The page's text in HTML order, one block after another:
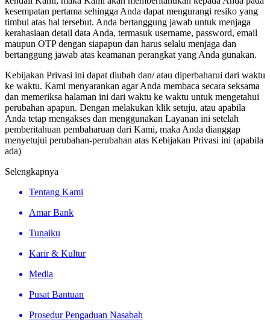
kesempatan pertama sehingga Anda dapat mengurangi resiko yang
timbul atas hal tersebut. Anda bertanggung jawab untuk menjaga
kerahasiaan detail data Anda, termasuk username, password, email
maupun OTP dengan siapapun dan harus selalu menjaga dan
bertanggung jawab atas keamanan perangkat yang Anda gunakan.
Kebijakan Privasi ini dapat diubah dan/ atau diperbaharui dari waktu
ke waktu. Kami menyarankan agar Anda membaca secara seksama
dan memeriksa halaman ini dari waktu ke waktu untuk mengetahui
perubahan apapun. Dengan melakukan klik setuju, atau apabila
Anda tetap mengakses dan menggunakan Layanan ini setelah
pemberitahuan pembaharuan dari Kami, maka Anda dianggap
menyetujui perubahan-perubahan atas Kebijakan Privasi ini (apabila
ada)
Selengkapnya
Tentang Kami
Amar Bank
Tunaiku
Karir & Kultur
Media
Pusat Bantuan
Prosedur Pengaduan Nasabah